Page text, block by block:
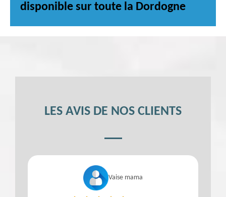
disponible sur toute la Dordogne
LES AVIS DE NOS CLIENTS
Vaise mama